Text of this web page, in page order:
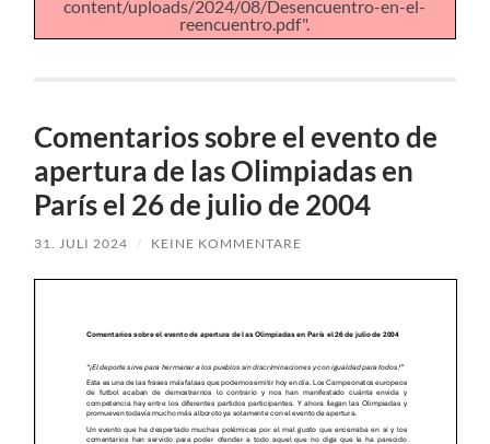
content/uploads/2024/08/Desencuentro-en-el-
reencuentro.pdf".
Comentarios sobre el evento de
apertura de las Olimpiadas en
París el 26 de julio de 2004
31. JULI 2024 / KEINE KOMMENTARE